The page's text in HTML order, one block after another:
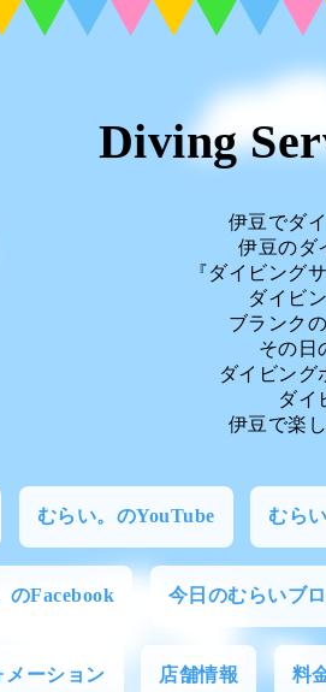
Diving
伊豆でダ
伊豆のダ
『ダイビング
ダイビ
ブランク
その日
ダイビング
ダイ
伊豆で楽
むらい。のYouTube むら
のFacebook 今日のむらいブ
メーション 店舗情報 料